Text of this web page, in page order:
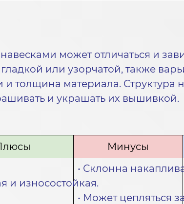
может отличаться и
или узорчатой, также
и толщина материала. Структура
и украшать их вышивкой.
Минусы
и износостойкая.
• Склонна
• Может цепляться